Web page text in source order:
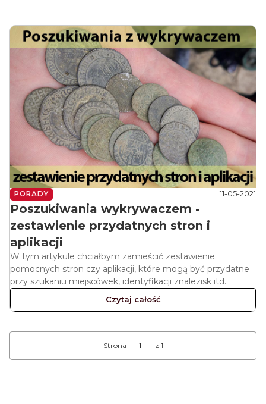
PORADY 11-05-2021
Poszukiwania wykrywaczem -
zestawienie przydatnych stron i
aplikacji
W tym artykule chciałbym zamieścić zestawienie
pomocnych stron czy aplikacji, które mogą być przydatne
przy szukaniu miejscówek, identyfikacji znalezisk itd.
Czytaj całość
Strona z 1